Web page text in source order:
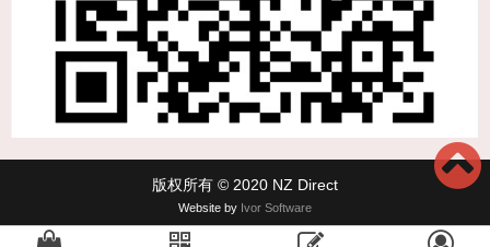
版权所有 © 2020 NZ Direct
Website by Ivor Software